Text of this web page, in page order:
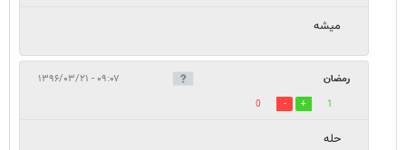
میشه
رمضان ۰۹:۰۷ - ۱۳۹۶/۰۳/۲۱
1
0
حله